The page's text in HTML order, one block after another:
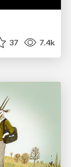
37 7.4k